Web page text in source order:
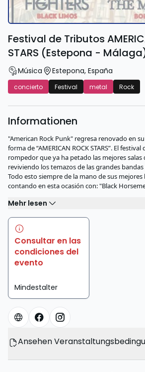
Festival de Tributos
STARS (Estepona -
Música Estepona, España
concierto Festival metal Rock
Informationen
"American Rock Punk" regresa renovado en
forma de “AMERICAN ROCK STARS”. El
rompedor que ya ha petado las mejores salas
reviviendo los temazos de las grandes
Todo esto siempre de la mano de sus
contando en esta ocasión con: "Black
Mehr lesen
Consultar en las
condiciones del
evento
Mindestalter
Ansehen